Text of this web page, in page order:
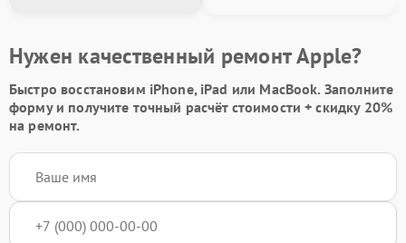
Нужен качественный ремонт Apple?
Быстро восстановим iPhone, iPad или MacBook. Заполните
формуи получите точный расчёт стоимости +скидку 20%
на ремонт.